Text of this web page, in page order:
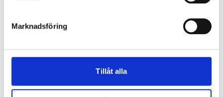
Marknadsföring
Tillåt alla
Tillval: Vädringsfönster i fast parti